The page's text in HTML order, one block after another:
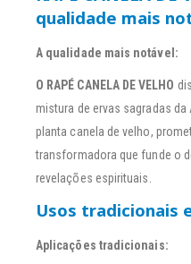
qualidade mais
A qualidade mais notável:
O RAPÉ CANELA DE VELHO
mistura de ervas sagradas
planta canela de velho,
transformadora que funde o
revelações espirituais.
Usos tradicionais
Aplicações tradicionais: